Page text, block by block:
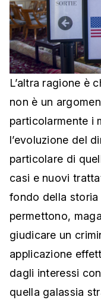
L’altra ragione è
non è un
particolarmente i
l’evoluzione del
particolare di
casi e nuovi
fondo della
permettono,
giudicare un
applicazione
dagli interessi
quella galassia